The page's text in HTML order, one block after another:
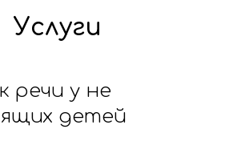
Услуги
речи у не
детей